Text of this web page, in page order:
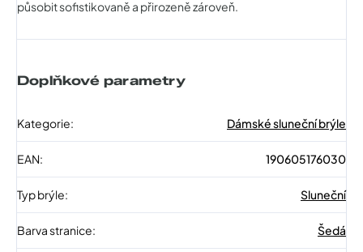
působit sofistikovaně a přirozeně zároveň.
Doplňkové parametry
Kategorie: Dámské sluneční brýle
EAN: 190605176030
Typ brýle: Sluneční
Barva stranice: Šedá